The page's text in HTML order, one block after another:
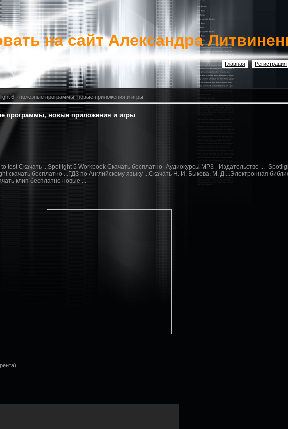
на сайт Александра
Главная | Регистрация
6 - полезные программы, новые приложения и игры
программы, новые приложения и игры
test Скачать ...Spotlight 5 Workbook Скачать бесплатно- Аудиокурсы MP3 - Издательство ...-
скачать бесплатно ...ГДЗ по Английскому языку ...Скачать Н. И. Быкова, М. Д ...Электронная
клип бесплатно новые ...